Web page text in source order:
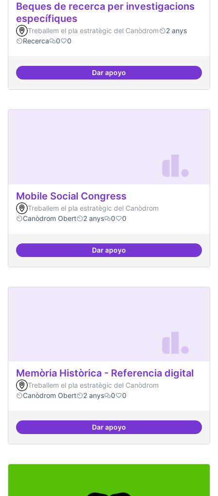
Beques de recerca per investigacions
específiques
Treballem el pla estratègic del Canòdrom
2 anys
Recerca
0 0
Dar apoyoBeques de recerca per
Mobile Social Congress
Treballem el pla estratègic del Canòdrom
Canòdrom Obert
2 anys 0 0
Dar apoyoMobile Social Congress
Memòria Històrica - Referencia digital
Treballem el pla estratègic del Canòdrom
Canòdrom Obert
2 anys 0 0
Dar apoyoMemòria Històrica - Referencia